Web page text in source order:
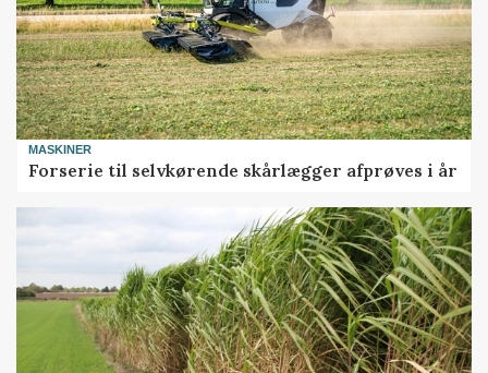
MASKINER
Forserie til selvkørende skårlægger afprøves i år